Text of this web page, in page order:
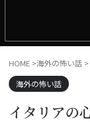
HOME >海外の怖い話 >
海外の怖い話
イタリアの